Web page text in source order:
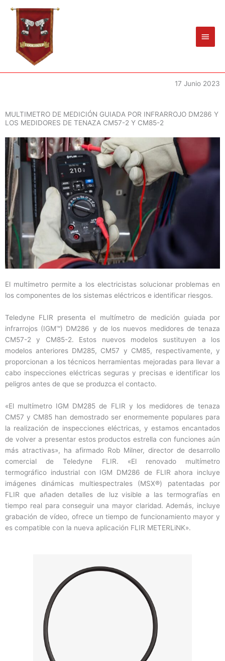
contenido
17 Junio 2023
MULTIMETRO DE MEDICIÓN GUIADA POR INFRARROJO DM286 Y
LOS MEDIDORES DE TENAZA CM57-2 Y CM85-2
El multímetro permite a los electricistas solucionar problemas en
los componentes de los sistemas eléctricos e identificar riesgos.
Teledyne FLIR presenta el multímetro de medición guiada por
infrarrojos (IGM™) DM286 y de los nuevos medidores de tenaza
CM57-2 y CM85-2. Estos nuevos modelos sustituyen a los
modelos anteriores DM285, CM57 y CM85, respectivamente, y
proporcionan a los técnicos herramientas mejoradas para llevar a
cabo inspecciones eléctricas seguras y precisas e identificar los
peligros antes de que se produzca el contacto.
«El multímetro IGM DM285 de FLIR y los medidores de tenaza
CM57 y CM85 han demostrado ser enormemente populares para
la realización de inspecciones eléctricas, y estamos encantados
de volver a presentar estos productos estrella con funciones aún
más atractivas», ha afirmado Rob Milner, director de desarrollo
comercial de Teledyne FLIR. «El renovado multímetro
termográfico industrial con IGM DM286 de FLIR ahora incluye
imágenes dinámicas multiespectrales (MSX®) patentadas por
FLIR que añaden detalles de luz visible a las termografías en
tiempo real para conseguir una mayor claridad. Además, incluye
grabación de vídeo, ofrece un tiempo de funcionamiento mayor y
es compatible con la nueva aplicación FLIR METERLiNK».